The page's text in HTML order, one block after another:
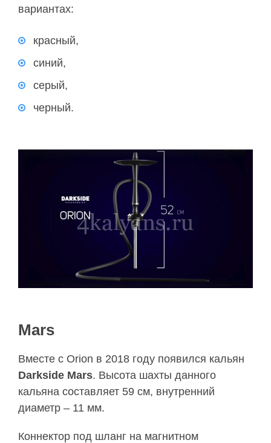
вариантах:
красный,
синий,
серый,
черный.
Mars
Вместе с Orion в 2018 году появился кальян
Darkside Mars. Высота шахты данного
кальяна составляет 59 см, внутренний
диаметр – 11 мм.
Коннектор под шланг на магнитном